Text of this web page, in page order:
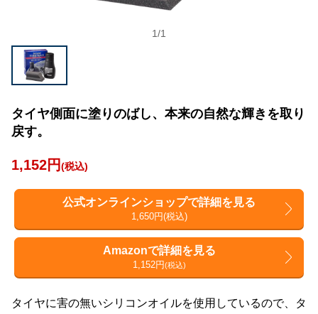
1/1
タイヤ側面に塗りのばし、本来の自然な輝きを取り
戻す。
1,152円(税込)
公式オンラインショップで詳細を見る
1,650円(税込)
Amazonで詳細を見る
1,152円(税込)
タイヤに害の無いシリコンオイルを使用しているので、タ